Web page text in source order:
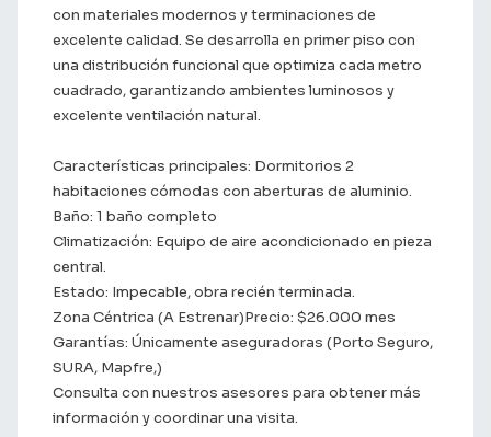
con materiales modernos y terminaciones de
excelente calidad. Se desarrolla en primer piso con
una distribución funcional que optimiza cada metro
cuadrado, garantizando ambientes luminosos y
excelente ventilación natural.
Características principales: Dormitorios 2
habitaciones cómodas con aberturas de aluminio.
Baño: 1 baño completo
Climatización: Equipo de aire acondicionado en pieza
central.
Estado: Impecable, obra recién terminada.
Zona Céntrica (A Estrenar)Precio: $26.000 mes
Garantías: Únicamente aseguradoras (Porto Seguro,
SURA, Mapfre,)
Consulta con nuestros asesores para obtener más
información y coordinar una visita.